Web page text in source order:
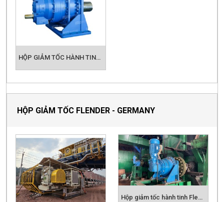
HỘP GIẢM TỐC HÀNH TINH TPB2L TAILONG
HỘP GIẢM TỐC FLENDER - GERMANY
Hộp giảm tốc hành tinh Flender cho nhà máy mía đường